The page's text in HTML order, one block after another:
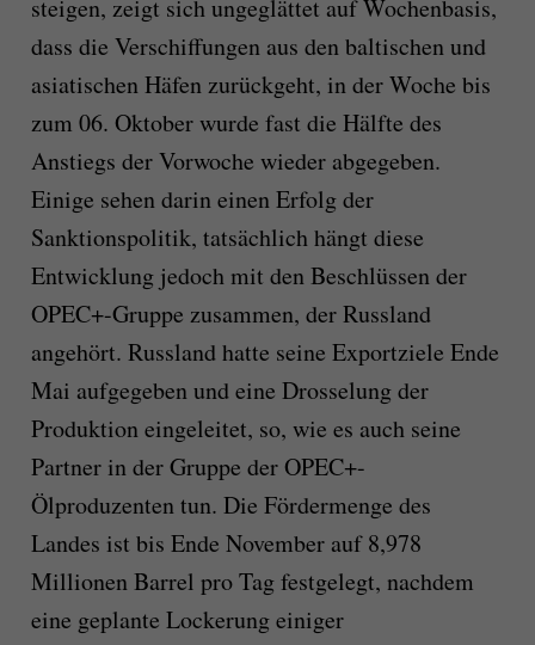
steigen, zeigt sich ungeglättet auf Wochenbasis,
dass die Verschiffungen aus den baltischen und
asiatischen Häfen zurückgeht, in der Woche bis
zum 06. Oktober wurde fast die Hälfte des
Anstiegs der Vorwoche wieder abgegeben.
Einige sehen darin einen Erfolg der
Sanktionspolitik, tatsächlich hängt diese
Entwicklung jedoch mit den Beschlüssen der
OPEC+-Gruppe zusammen, der Russland
angehört. Russland hatte seine Exportziele Ende
Mai aufgegeben und eine Drosselung der
Produktion eingeleitet, so, wie es auch seine
Partner in der Gruppe der OPEC+-
Ölproduzenten tun. Die Fördermenge des
Landes ist bis Ende November auf 8,978
Millionen Barrel pro Tag festgelegt, nachdem
eine geplante Lockerung einiger